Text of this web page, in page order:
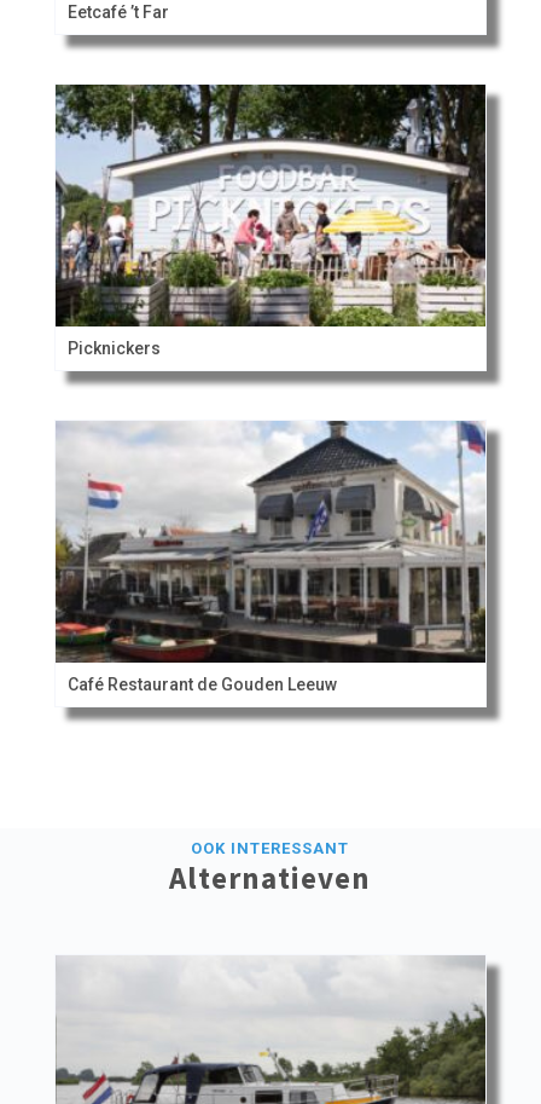
Eetcafé ’t Far
Picknickers
Café Restaurant de Gouden Leeuw
OOK INTERESSANT
Alternatieven